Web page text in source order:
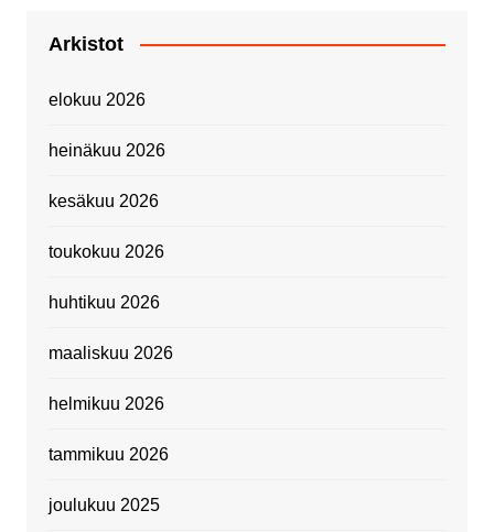
Arkistot
elokuu 2026
heinäkuu 2026
kesäkuu 2026
toukokuu 2026
huhtikuu 2026
maaliskuu 2026
helmikuu 2026
tammikuu 2026
joulukuu 2025